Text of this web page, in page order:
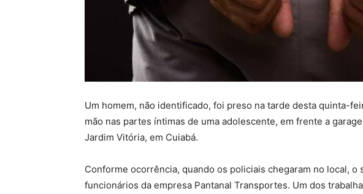
Um homem, não identificado, foi preso na tarde desta quinta-
mão nas partes íntimas de uma adolescente, em frente a
Jardim Vitória, em Cuiabá.
Conforme ocorrência, quando os policiais chegaram no local,
funcionários da empresa Pantanal Transportes. Um dos